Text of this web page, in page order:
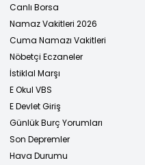
Canlı Borsa
Namaz Vakitleri 2026
Cuma Namazı Vakitleri
Nöbetçi Eczaneler
İstiklal Marşı
E Okul VBS
E Devlet Giriş
Günlük Burç Yorumları
Son Depremler
Hava Durumu